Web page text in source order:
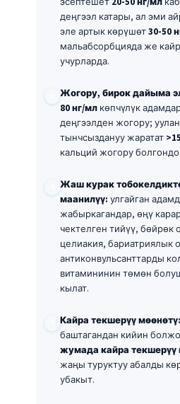
деңгээл катары, ал эми
эле артык көрүшөт30-50
мальабсорбцияда же
учурларда.
Жогору, бирок дайыма
80 нг/мл көпчүлүк
деңгээлден жогору;
тынчсыздануу жаратат
кальций жогору болгондо.
Жаш курак
маанилүү: улгайган
жабыркагандар, өңү
чектелген тийүү, бөйрөк
целиакия, бариатриялык
антиконвульсанттарды
витамининин төмөн
кылат.
Кайра текшерүү мөөнөтү:
баштагандан кийин
жумада кайра текшерүү
жаңы туруктуу абалды
убакыт.